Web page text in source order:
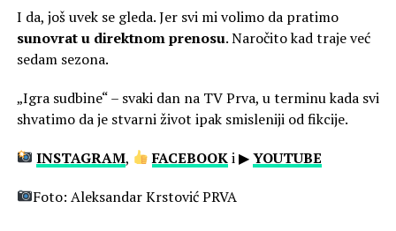
I da, još uvek se gleda. Jer svi mi volimo da pratimo
sunovrat u direktnom prenosu. Naročito kad traje već
sedam sezona.
„Igra sudbine“ – svaki dan na TV Prva, u terminu kada svi
shvatimo da je stvarni život ipak smisleniji od fikcije.
INSTAGRAM, FACEBOOKi ▶YOUTUBE
Foto: Aleksandar Krstović PRVA